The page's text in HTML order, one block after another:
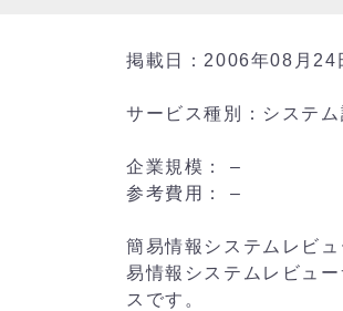
掲載日：2006年08月24
サービス種別：システム
企業規模： –
参考費用： –
簡易情報システムレビ
易情報システムレビュ
スです。